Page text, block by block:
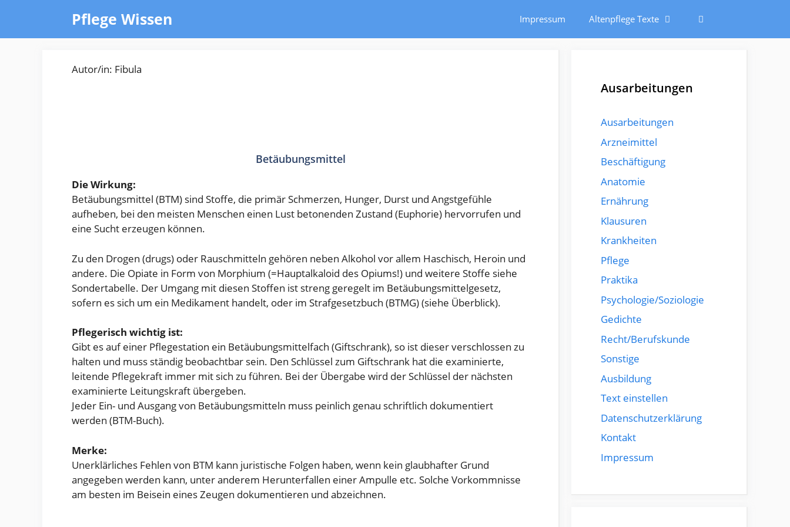
springen
Pflege Wissen Impressum Altenpflege Texte
Autor/in: Fibula
Betäubungsmittel
Die Wirkung:
Betäubungsmittel (BTM) sind Stoffe, die primär Schmerzen, Hunger, Durst und Angstgefühle
aufheben, bei den meisten Menschen einen Lust betonenden Zustand (Euphorie) hervorrufen und
eine Sucht erzeugen können.
Zu den Drogen (drugs) oder Rauschmitteln gehören neben Alkohol vor allem Haschisch, Heroin und
andere. Die Opiate in Form von Morphium (=Hauptalkaloid des Opiums!) und weitere Stoffe siehe
Sondertabelle. Der Umgang mit diesen Stoffen ist streng geregelt im Betäubungsmittelgesetz,
sofern es sich um ein Medikament handelt, oder im Strafgesetzbuch (BTMG) (siehe Überblick).
Pflegerisch wichtig ist:
Gibt es auf einer Pflegestation ein Betäubungsmittelfach (Giftschrank), so ist dieser verschlossen zu
halten und muss ständig beobachtbar sein. Den Schlüssel zum Giftschrank hat die examinierte,
leitende Pflegekraft immer mit sich zu führen. Bei der Übergabe wird der Schlüssel der nächsten
examinierte Leitungskraft übergeben.
Jeder Ein- und Ausgang von Betäubungsmitteln muss peinlich genau schriftlich dokumentiert
werden (BTM-Buch).
Merke:
Unerklärliches Fehlen von BTM kann juristische Folgen haben, wenn kein glaubhafter Grund
angegeben werden kann, unter anderem Herunterfallen einer Ampulle etc. Solche Vorkommnisse
am besten im Beisein eines Zeugen dokumentieren und abzeichnen.
Ausarbeitungen
Ausarbeitungen
Arzneimittel
Beschäftigung
Anatomie
Ernährung
Klausuren
Krankheiten
Pflege
Praktika
Psychologie/Soziologie
Gedichte
Recht/Berufskunde
Sonstige
Ausbildung
Text einstellen
Datenschutzerklärung
Kontakt
Impressum